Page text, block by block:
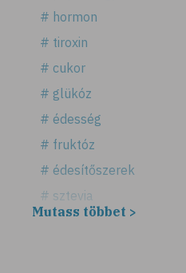
# hormon
# tiroxin
# cukor
# glükóz
# édesség
# fruktóz
# édesítőszerek
# sztevia
# fogadalom
Mutass többet >